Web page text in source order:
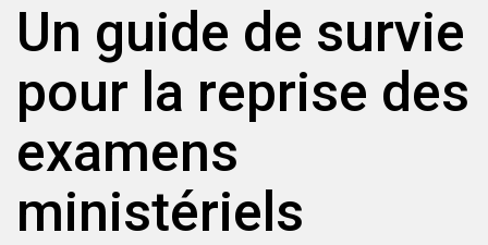
Un guide de survie
pour la reprise des
examens
ministériels